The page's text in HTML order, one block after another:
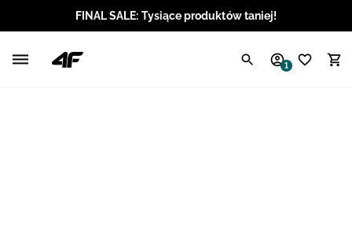
FINAL SALE: Tysiące produktów taniej!
1